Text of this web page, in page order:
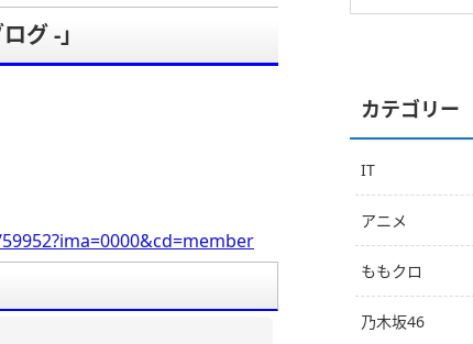
グ -」
カテゴリー
IT
アニメ
ももクロ
乃木坂46